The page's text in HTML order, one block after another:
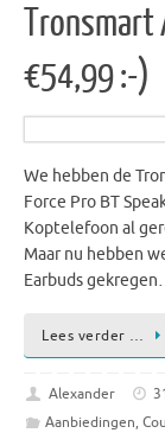
Tronsmart
€54,99 :-)
We hebben de
Force Pro BT
Koptelefoon al
Maar nu hebben
Earbuds
Lees verder …
Alexander
Aanbiedingen,